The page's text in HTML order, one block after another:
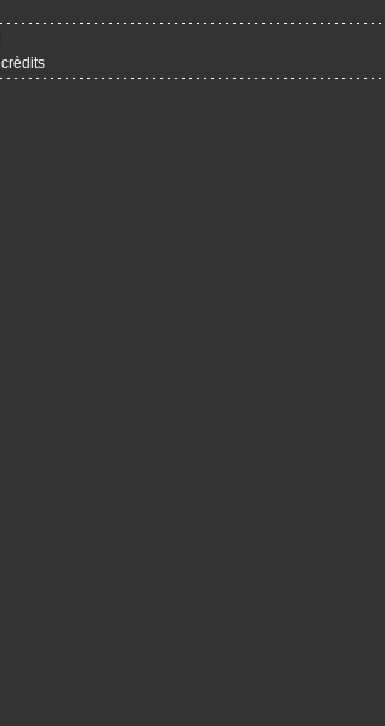
crèdits